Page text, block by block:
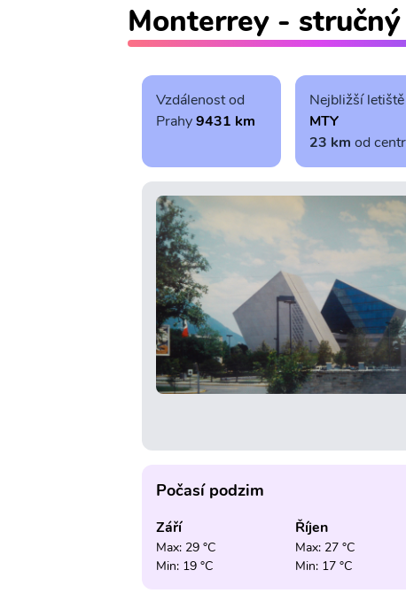
Monterrey -
Vzdálenost od
Prahy9431 km
Nejbližší letiště
MTY
23 km od
Počasí podzim
Září
Max: 29 °C
Min: 19 °C
Říjen
Max: 27 °C
Min: 17 °C